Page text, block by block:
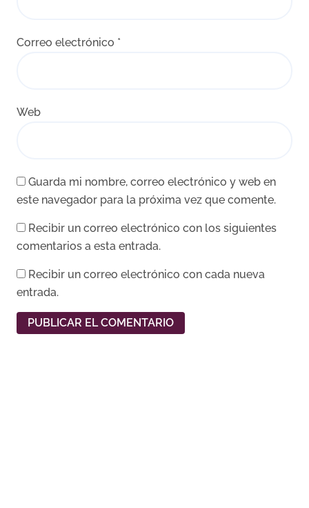
Correo electrónico *
Web
Guarda mi nombre, correo electrónico y web en
este navegador para la próxima vez que comente.
Recibir un correo electrónico con los siguientes
comentarios a esta entrada.
Recibir un correo electrónico con cada nueva
entrada.